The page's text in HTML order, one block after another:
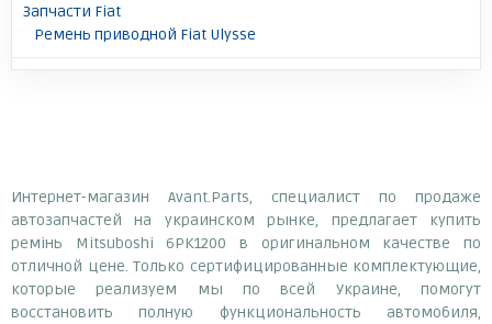
Запчасти Fiat
Ремень приводной Fiat Ulysse
Интернет-магазин Avant.Parts, специалист по продаже
автозапчастей на украинском рынке, предлагает купить
ремінь Mitsuboshi 6PK1200 в оригинальном качестве по
отличной цене. Только сертифицированные комплектующие,
которые реализуем мы по всей Украине, помогут
восстановить полную функциональность автомобиля,